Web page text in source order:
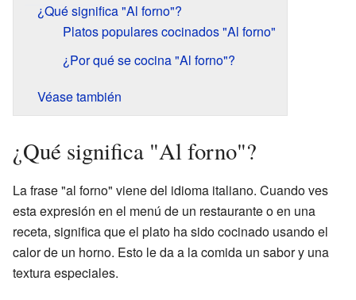
¿Qué significa "Al forno"?
Platos populares cocinados "Al forno"
¿Por qué se cocina "Al forno"?
Véase también
¿Qué significa "Al forno"?
La frase "al forno" viene del idioma italiano. Cuando ves
esta expresión en el menú de un restaurante o en una
receta, significa que el plato ha sido cocinado usando el
calor de un horno. Esto le da a la comida un sabor y una
textura especiales.